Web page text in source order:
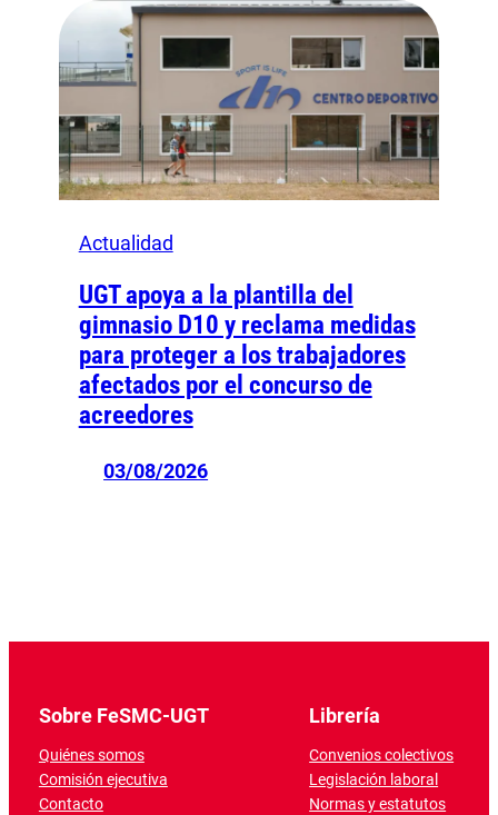
Actualidad
UGT apoya a la plantilla del
gimnasio D10 y reclama medidas
para proteger a los trabajadores
afectados por el concurso de
acreedores
03/08/2026
Sobre FeSMC-UGT
Quiénes somos
Comisión ejecutiva
Contacto
Librería
Convenios colectivos
Legislación laboral
Normas y estatutos